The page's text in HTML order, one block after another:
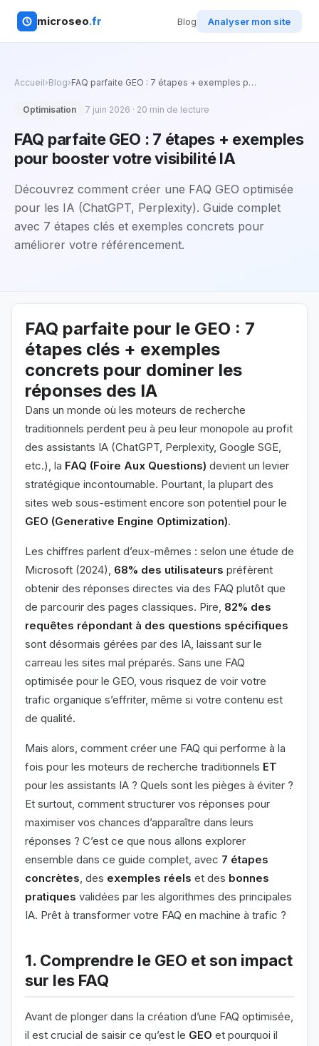
microseo.fr Blog Analyser mon site
Accueil›Blog›FAQ parfaite GEO : 7 étapes + exemples p…
Optimisation 7 juin 2026 · 20 min de lecture
FAQ parfaite GEO : 7 étapes + exemples
pour booster votre visibilité IA
Découvrez comment créer une FAQ GEO optimisée
pour les IA (ChatGPT, Perplexity). Guide complet
avec 7 étapes clés et exemples concrets pour
améliorer votre référencement.
FAQ parfaite pour le GEO : 7
étapes clés + exemples
concrets pour dominer les
réponses des IA
Dans un monde où les moteurs de recherche
traditionnels perdent peu à peu leur monopole au profit
des assistants IA (ChatGPT, Perplexity, Google SGE,
etc.), la FAQ (Foire Aux Questions) devient un levier
stratégique incontournable. Pourtant, la plupart des
sites web sous-estiment encore son potentiel pour le
GEO (Generative Engine Optimization).
Les chiffres parlent d’eux-mêmes : selon une étude de
Microsoft (2024), 68% des utilisateurs préfèrent
obtenir des réponses directes via des FAQ plutôt que
de parcourir des pages classiques. Pire, 82% des
requêtes répondant à des questions spécifiques
sont désormais gérées par des IA, laissant sur le
carreau les sites mal préparés. Sans une FAQ
optimisée pour le GEO, vous risquez de voir votre
trafic organique s’effriter, même si votre contenu est
de qualité.
Mais alors, comment créer une FAQ qui performe à la
fois pour les moteurs de recherche traditionnels ET
pour les assistants IA ? Quels sont les pièges à éviter ?
Et surtout, comment structurer vos réponses pour
maximiser vos chances d’apparaître dans leurs
réponses ? C’est ce que nous allons explorer
ensemble dans ce guide complet, avec 7 étapes
concrètes, des exemples réels et des bonnes
pratiques validées par les algorithmes des principales
IA. Prêt à transformer votre FAQ en machine à trafic ?
1. Comprendre le GEO et son impact
sur les FAQ
Avant de plonger dans la création d’une FAQ optimisée,
il est crucial de saisir ce qu’est le GEO et pourquoi il